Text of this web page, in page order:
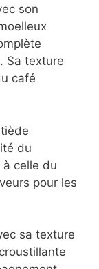
nettoie le
de la
texture
café
du
celle du